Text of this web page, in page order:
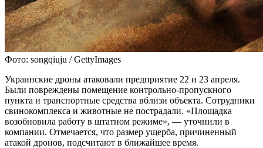
Фото: songqiuju / GettyImages
Украинские дроны атаковали предприятие 22 и 23 апреля.
Были повреждены помещение контрольно-пропускного
пункта и транспортные средства вблизи объекта. Сотрудники
свинокомплекса и животные не пострадали. «Площадка
возобновила работу в штатном режиме», — уточнили в
компании. Отмечается, что размер ущерба, причиненный
атакой дронов, подсчитают в ближайшее время.